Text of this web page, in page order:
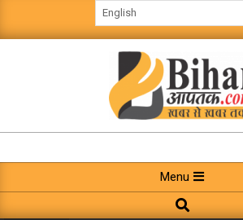
to
BIHAR
AAPTAK
Navigation
Menu
Menu
Search